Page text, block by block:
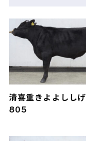
清喜重きよよししげ
805